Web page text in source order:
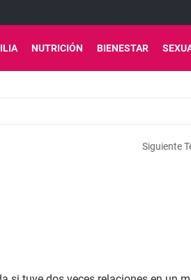
NUTRICIÓN BIENESTAR
Siguiente